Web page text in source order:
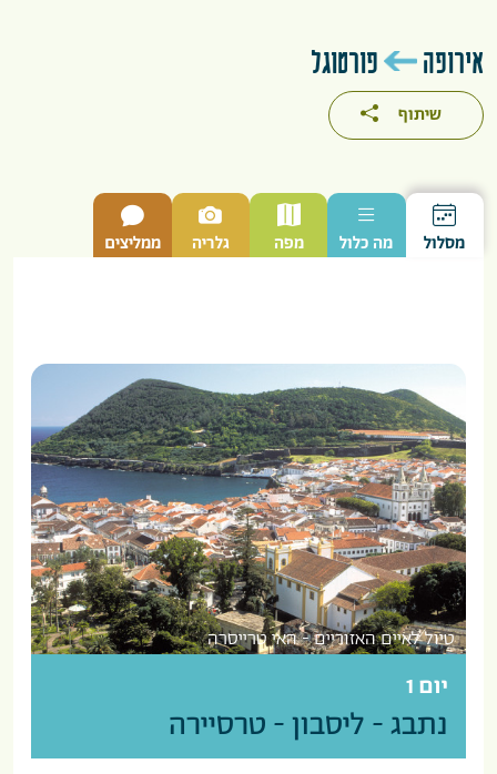
אירופה פורטוגל
שיתוף
מסלול מה כלול מפה גלריה ממליצים
יום 1
נתבג - ליסבון - טרסיירה
טיול לאיים האזוריים - האי טרייסרה